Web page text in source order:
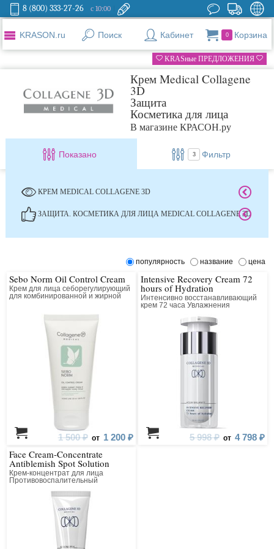
8 (800) 333-27-26 с 10:00
KRASON.ru Поиск Кабинет 0 Корзина
KRASные ПРЕДЛОЖЕНИЯ
Крем Medical Collagene
3D
Защита
Косметика для лица
В магазине КРАСОН.ру
Показано 3 Фильтр
КРЕМ MEDICAL COLLAGENE 3D
ЗАЩИТА. КОСМЕТИКА ДЛЯ ЛИЦА MEDICAL COLLAGENE 3D
популярность название цена
Sebo Norm Oil Control Cream
Крем для лица себорегулирующий
для комбинированной и жирной
1 500 ₽ от 1 200 ₽
Intensive Recovery Cream 72
hours of Hydration
Интенсивно восстанавливающий
крем 72 часа Увлажнения
5 998 ₽ от 4 798 ₽
Face Cream-Concentrate
Antiblemish Spot Solution
Крем-концентрат для лица
Противовоспалительный